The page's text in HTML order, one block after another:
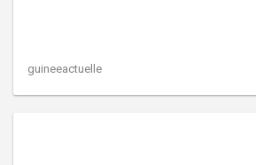
guineeactuelle